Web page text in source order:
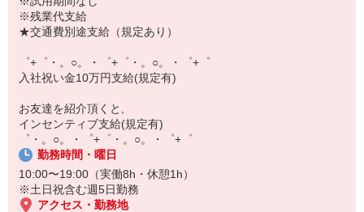
【スマホ面接実施中】
￣￣￣￣￣￣￣￣￣
自宅に居ながらスマホでカンタン面接OK！
オンライン面談なのでスピード対応。
即日登録もOK♪
気になった方はお気軽にご相談ください！
※残業代支給
★交通費別途支給（規定あり）
゜+゜・。○。・゜+゜・。○。・゜+゜
入社祝い金10万円支給(規定有)
お友達を紹介頂くと,
インセンティブ支給(規定有)
゜・。○。・゜+゜・。○。・゜+゜
勤務時間・曜日
10:00〜19:00（実働8h・休憩1h）
※土日祝含む週5日勤務
アクセス・勤務地